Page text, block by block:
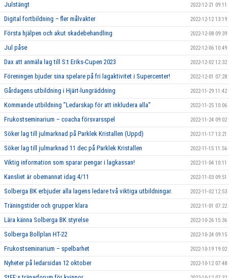
Julstängt 2022-12-21 09:11
Digital fortbildning – fler målvakter 2022-12-12 13:19
Första hjälpen och akut skadebehandling 2022-12-08 09:39
Jul påse 2022-12-06 10:49
Dax att anmäla lag till S:t Eriks-Cupen 2023 2022-12-02 12:32
Föreningen bjuder sina spelare på fri lagaktivitet i Supercenter! 2022-12-01 07:28
Gårdagens utbildning i Hjärt-lungräddning 2022-11-29 11:42
Kommande utbildning ”Ledarskap för att inkludera alla” 2022-11-25 10:06
Frukostseminarium – coacha försvarsspel 2022-11-24 09:02
Söker lag till julmarknad på Parklek Kristallen (Uppd) 2022-11-17 13:21
Söker lag till julmarknad 11 dec på Parklek Kristallen 2022-11-15 11:56
Viktig information som sparar pengar i lagkassan! 2022-11-04 10:11
Kansliet är obemannat idag 4/11 2022-11-03 09:51
Solberga BK erbjuder alla lagens ledare två viktiga utbildningar. 2022-11-02 12:53
Träningstider och grupper klara 2022-11-01 07:22
Lära känna Solberga BK styrelse 2022-10-26 15:36
Solberga Bollplan HT-22 2022-10-24 09:15
Frukostseminarium – spelbarhet 2022-10-19 19:02
Nyheter på ledarsidan 12 oktober 2022-10-12 07:48